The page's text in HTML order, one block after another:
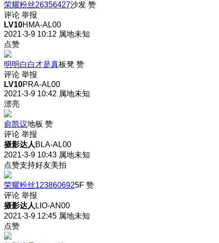
荣耀粉丝26356427沙发 赞
评论 举报
LV10HMA-AL00
2021-3-9 10:12 属地未知
点赞
明明白白才是真板凳 赞
评论 举报
LV10PRA-AL00
2021-3-9 10:42 属地未知
漂亮
俞凯议地板 赞
评论 举报
摄影达人 BLA-AL00
2021-3-9 10:43 属地未知
点赞支持好友美拍
荣耀粉丝1238606925F 赞
评论 举报
摄影达人 LIO-AN00
2021-3-9 12:45 属地未知
点赞